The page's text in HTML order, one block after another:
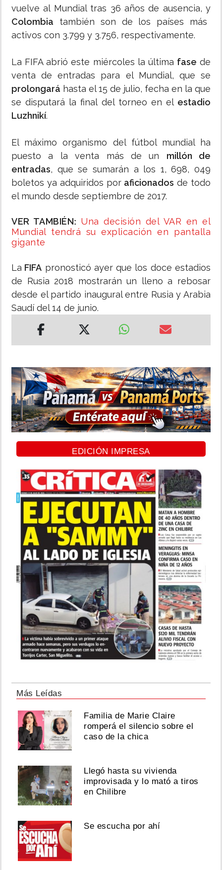
vuelve al Mundial tras 36 años de ausencia, y
Colombia también son de los países más
activos con 3.799 y 3.756, respectivamente.
La FIFA abrió este miércoles la última fase de
venta de entradas para el Mundial, que se
prolongará hasta el 15 de julio, fecha en la que
se disputará la final del torneo en el estadio
Luzhnikí.
El máximo organismo del fútbol mundial ha
puesto a la venta más de un millón de
entradas, que se sumarán a los 1, 698, 049
boletos ya adquiridos por aficionados de todo
el mundo desde septiembre de 2017.
VER TAMBIÉN: Una decisión del VAR en el
Mundial tendrá su explicación en pantalla
gigante
La FIFA pronosticó ayer que los doce estadios
de Rusia 2018 mostrarán un lleno a rebosar
desde el partido inaugural entre Rusia y Arabia
Saudí del 14 de junio.
EDICIÓN IMPRESA
Más Leídas
Familia de Marie Claire
romperá el silencio sobre el
caso de la chica
Llegó hasta su vivienda
improvisada y lo mató a tiros
en Chilibre
Se escucha por ahí